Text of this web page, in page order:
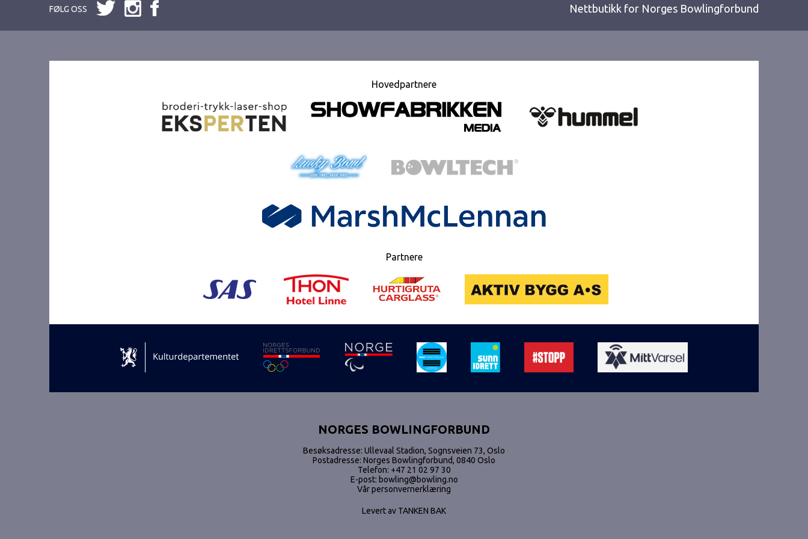
FØLG OSS Nettbutikk for Norges Bowlingforbund
Hovedpartnere
Partnere
NORGES BOWLINGFORBUND
Besøksadresse: Ullevaal Stadion, Sognsveien 73, Oslo
Postadresse: Norges Bowlingforbund, 0840 Oslo
Telefon: +47 21 02 97 30
E-post: bowling@bowling.no
Vår personvernerklæring
Levert av TANKEN BAK